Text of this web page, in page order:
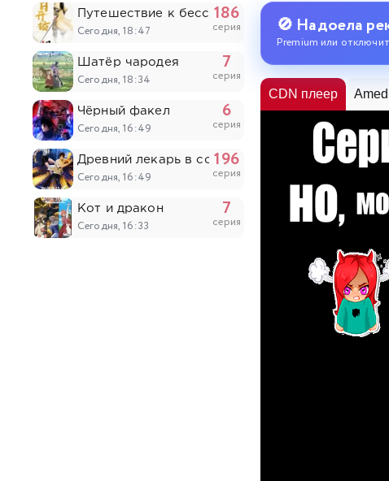
🚫 Надоела
Premium или
CDN плеер
Путешествие к бессмертию
Сегодня, 18:47
186
серия
Шатёр чародея
Сегодня, 18:34
7
серия
Чёрный факел
Сегодня, 16:49
6
серия
Древний лекарь в современном городе
Сегодня, 16:49
196
серия
Кот и дракон
Сегодня, 16:33
7
серия
Власть книжного червя: Приёмная дочь лорда